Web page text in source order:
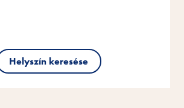
Helyszín keresése
Helyszín keresése
Helyszín keresése